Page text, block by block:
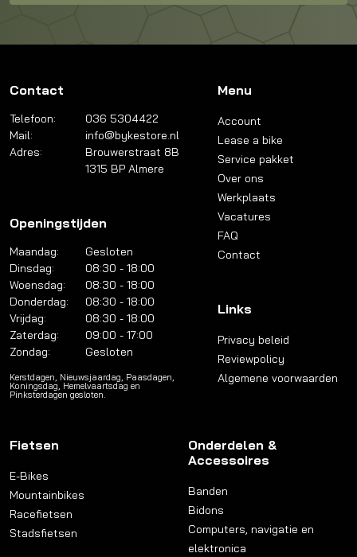
Contact
Telefoon:
036 5304422
Mail:
info@bykestore.nl
Adres:
Brouwerstraat 8B
1315 BP Almere
Openingstijden
Maandag:
Gesloten
Dinsdag:
08:30 - 18:00
Woensdag:
08:30 - 18:00
Donderdag:
08:30 - 18:00
Vrijdag:
08:30 - 18:00
Zaterdag:
09:00 - 17:00
Zondag:
Gesloten
Kerstdagen, Nieuwsjaardag, Paasdagen,
Koningsdag, Hemelvaartsdag en
Pinksterdagen gesloten.
Menu
Account
Lease a bike
Service pakket
Over ons
Werkplaats
Vacatures
FAQ
Contact
Links
Privacy beleid
Reviewpolicy
Algemene voorwaarden
Fietsen
E-Bikes
Mountainbikes
Racefietsen
Stadsfietsen
Onderdelen &
Accessoires
Banden
Bidons
Computers, navigatie en
elektronica